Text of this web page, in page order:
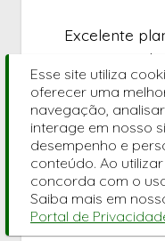
Excelente
impressão
treinamento
irá lhe
necessidades.
Artigos
Esse site utiliza
oferecer uma
navegação,
interage em nosso
desempenho e
conteúdo. Ao
concorda com o
Saiba mais em
Portal de